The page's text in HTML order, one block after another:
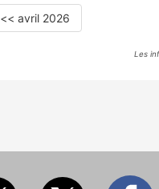
<< avril 2026
Les